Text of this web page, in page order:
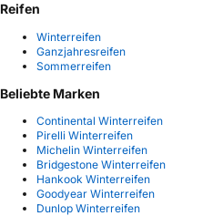
Reifen
Winterreifen
Ganzjahresreifen
Sommerreifen
Beliebte Marken
Continental Winterreifen
Pirelli Winterreifen
Michelin Winterreifen
Bridgestone Winterreifen
Hankook Winterreifen
Goodyear Winterreifen
Dunlop Winterreifen